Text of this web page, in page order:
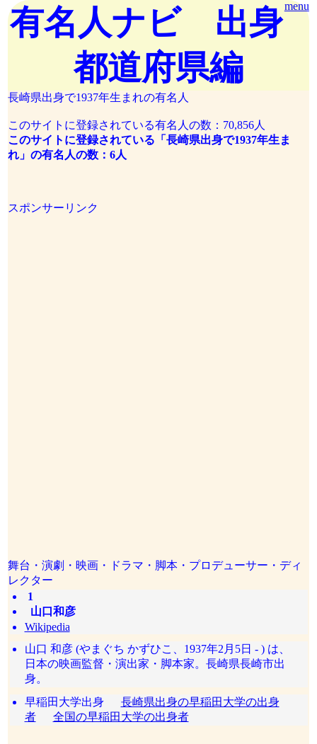
menu
有名人ナビ 出身
都道府県編
長崎県出身で1937年生まれの有名人
このサイトに登録されている有名人の数：70,856人
このサイトに登録されている「長崎県出身で1937年生ま
れ」の有名人の数：6人
スポンサーリンク
舞台・演劇・映画・ドラマ・脚本・プロデューサー・ディ
レクター
1
山口和彦
Wikipedia
山口 和彦 (やまぐち かずひこ、1937年2月5日 - ) は、
日本の映画監督・演出家・脚本家。長崎県長崎市出
身。
早稲田大学出身 長崎県出身の早稲田大学の出身
者
全国の早稲田大学の出身者